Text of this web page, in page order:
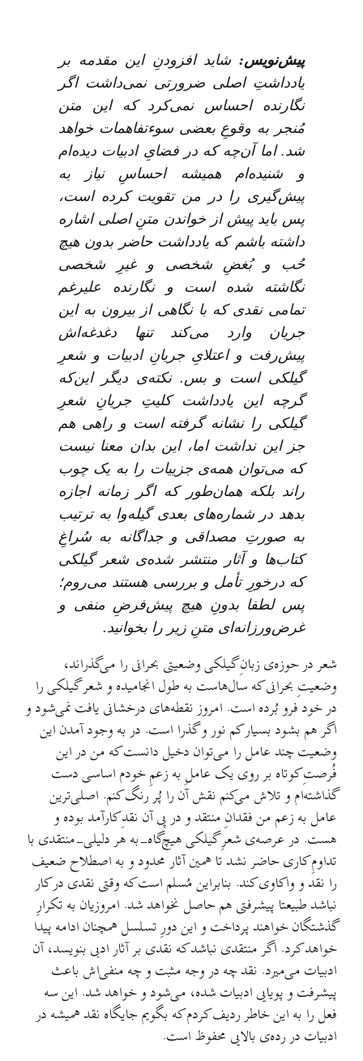
پیش‌نویس: شاید افزودنِ این مقدمه بر
یادداشتِ اصلی ضرورتی نمی‌داشت اگر
نگارنده احساس نمی‌کرد که این متن
مُنجر به وقوعِ بعضی سوء‌تفاهمات خواهد
شد. اما آن‌چه که در فضایِ ادبیات دیده‌ام
و شنیده‌ام همیشه احساسِ نیاز به
پیش‌گیری را در من تقویت کرده است،
پس باید پیش از خواندن متنِ اصلی اشاره
داشته باشم که یادداشت حاضر بدون هیچ
حُب و بُغضِ شخصی و غیرِ شخصی
نگاشته شده است و نگارنده علیرغم
تمامی نقدی که با نگاهی از بیرون به این
جریان وارد می‌کند تنها دغدغه‌اش
پیش‌رفت و اعتلایِ جریانِ ادبیات و شعرِ
گیلکی است و بس. نکته‌ی دیگر این‌که
گرچه این یادداشت کلیتِ جریانِ شعرِ
گیلکی را نشانه گرفته است و راهی هم
جز این نداشت اما، این بدان معنا نیست
که می‌توان همه‌ی جزییات را به یک چوب
راند بلکه هما‌ن‌طور که اگر زمانه اجازه
بدهد در شماره‌های بعدی گیله‌وا به ترتیب
به صورتِ مصداقی و جداگانه به سُراغِ
کتاب‌ها و آثار منتشر شده‌ی شعر گیلکی
که درخورِ تأمل و بررسی هستند می‌روم؛
پس لطفا بدونِ هیچ پیش‌فرضِ منفی و
غرض‌ورزانه‌ای متنِ زیر را بخوانید.
شعر در حوزه‌ی زبانِ گیلکی وضعیتی بحرانی را می‌گذراند،
وضعیتِ بحرانی که سال‌هاست به طول انجامیده و شعر گیلکی را
در خود فرو بُرده است. امروز نقطه‌‌های درخشانی یافت نمی‌شود و
اگر هم بشود بسیار کم نور و گذرا است. در به وجود آمدن این
وضعیت چند عامل را می‌توان دخیل دانست که من در این
فُرصتِ کوتاه بر روی یک عاملِ به زعمِ خودم اساسی دست
گذاشته‌ام و تلاش می‌کنم نقش آن را پُر رنگ کنم. اصلی‌ترین
عامل به زعم من فقدانِ منتقد و در پی آن نقدِ کار‌آمد بوده و
هست. در عرصه‌ی شعرِ گیلکی هیچ‌گاه-به هر دلیلی-منتقدی با
تداومِ کاری حاضر نشد تا همین آثار محدود و به اصطلاح ضعیف
را نقد و واکاوی کند. بنابراین مُسلم است که وقتی نقدی در کار
نباشد طبیعتا پیشرفتی هم حاصل نخواهد شد. امروزیان به تکرارِ
گذشتگان خواهند پرداخت و این دورِ تسلسل همچنان ادامه پیدا
خواهد کرد. اگر منتقدی نباشد که نقدی بر آثار ادبی بنویسد، آن
ادبیات می‌میرد. نقد چه در وجه مثبت و چه منفی‌اش باعث
پیشرفت و پویایی ادبیات شده، می‌شود و خواهد شد. این سه
فعل را به این خاطر ردیف کردم که بگویم جایگاه نقد همیشه در
ادبیات در رده‌ی بالایی محفوظ است.